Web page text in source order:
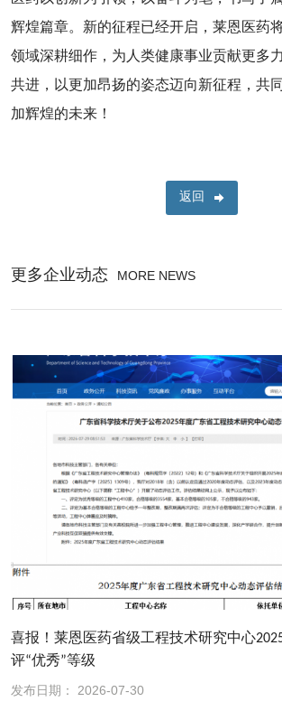
辉煌篇章。新的征程已经开启，莱恩医药
领域深耕细作，为人类健康事业贡献更多
共进，以更加昂扬的姿态迈向新征程，共
加辉煌的未来！
返回
更多企业动态 MORE NEWS
喜报！莱恩医药省级工程技术研究中心
评“优秀”等级
发布日期： 2026-07-30